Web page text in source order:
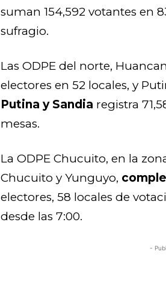
suman 154,592 votantes en
sufragio.
Las ODPE del norte,
electores en 52 locales, y
Putina y Sandia registra
mesas.
La ODPE Chucuito, en la
Chucuito y Yunguyo,
electores, 58 locales de
desde las 7:00.
-